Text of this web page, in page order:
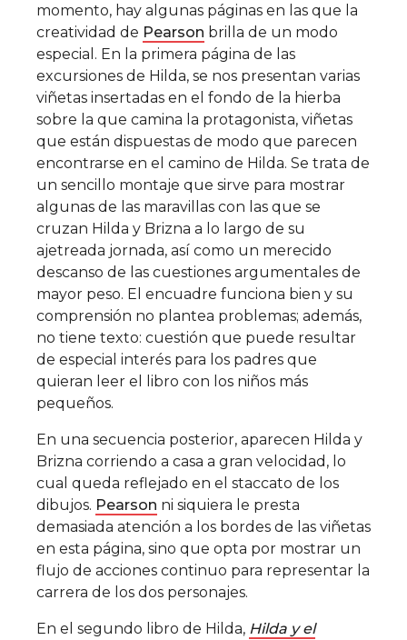
momento, hay algunas páginas en las que la
creatividad de Pearson brilla de un modo
especial. En la primera página de las
excursiones de Hilda, se nos presentan varias
viñetas insertadas en el fondo de la hierba
sobre la que camina la protagonista, viñetas
que están dispuestas de modo que parecen
encontrarse en el camino de Hilda. Se trata de
un sencillo montaje que sirve para mostrar
algunas de las maravillas con las que se
cruzan Hilda y Brizna a lo largo de su
ajetreada jornada, así como un merecido
descanso de las cuestiones argumentales de
mayor peso. El encuadre funciona bien y su
comprensión no plantea problemas; además,
no tiene texto: cuestión que puede resultar
de especial interés para los padres que
quieran leer el libro con los niños más
pequeños.
En una secuencia posterior, aparecen Hilda y
Brizna corriendo a casa a gran velocidad, lo
cual queda reflejado en el staccato de los
dibujos. Pearson ni siquiera le presta
demasiada atención a los bordes de las viñetas
en esta página, sino que opta por mostrar un
flujo de acciones continuo para representar la
carrera de los dos personajes.
En el segundo libro de Hilda, Hilda y el